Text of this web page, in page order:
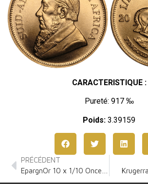
CARACTERISTIQUE :
Pureté: 917 ‰
Poids: 3.39159
PRÉCÉDENT